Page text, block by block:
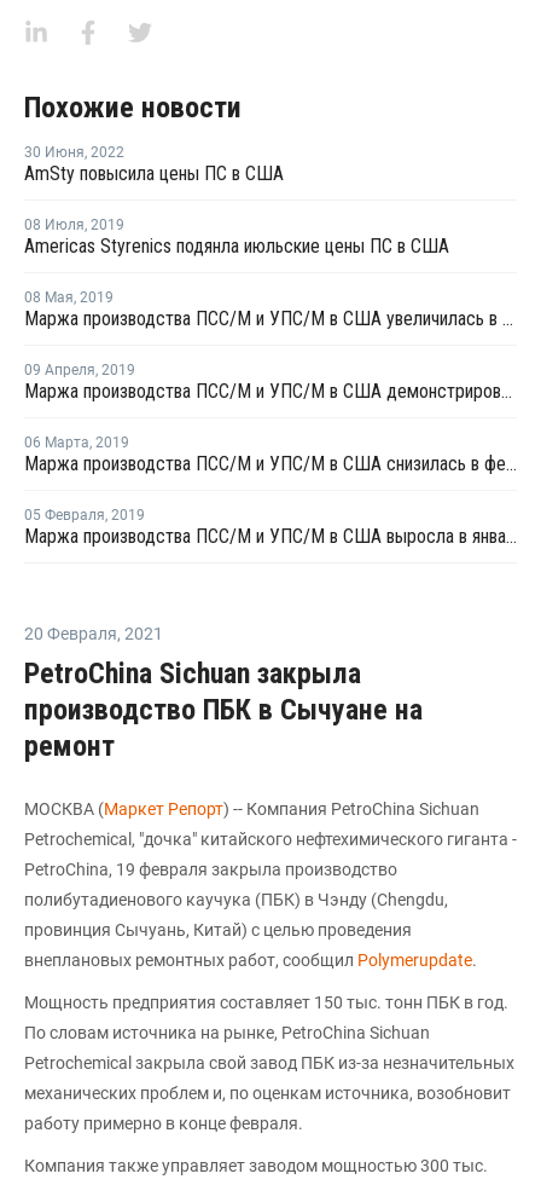
Похожие новости
30 Июня, 2022
AmSty повысила цены ПС в США
08 Июля, 2019
Americas Styrenics подянла июльские цены ПС в США
08 Мая, 2019
Маржа производства ПСC/М и УПС/М в США увеличилась в апреле
09 Апреля, 2019
Маржа производства ПСC/М и УПС/М в США демонстрировала разнонаправленный тренд в марте
06 Марта, 2019
Маржа производства ПСC/М и УПС/М в США снизилась в феврале
05 Февраля, 2019
Маржа производства ПСC/М и УПС/М в США выросла в январе
20 Февраля, 2021
PetroChina Sichuan закрыла
производство ПБК в Сычуане на
ремонт
МОСКВА (Маркет Репорт) -- Компания PetroChina Sichuan
Petrochemical, "дочка" китайского нефтехимического гиганта -
PetroChina, 19 февраля закрыла производство
полибутадиенового каучука (ПБК) в Чэнду (Chengdu,
провинция Сычуань, Китай) с целью проведения
внеплановых ремонтных работ, сообщил Polymerupdate.
Мощность предприятия составляет 150 тыс. тонн ПБК в год.
По словам источника на рынке, PetroChina Sichuan
Petrochemical закрыла свой завод ПБК из-за незначительных
механических проблем и, по оценкам источника, возобновит
работу примерно в конце февраля.
Компания также управляет заводом мощностью 300 тыс.